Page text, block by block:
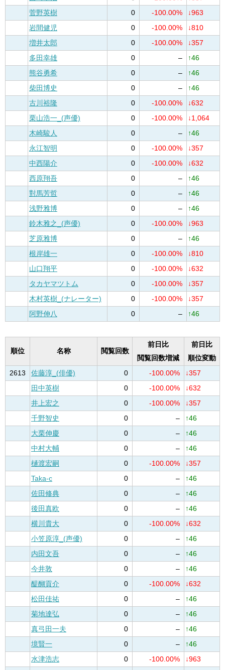
菅野英樹
0 -100.00%
↓963
岩間健児
0 -100.00%
↓810
増井太郎
0 -100.00%
↓357
多田幸雄
0 –
↑46
熊谷勇希
0 –
↑46
柴田博史
0 –
↑46
古川裕隆
0 -100.00%
↓632
栗山浩一_(声優)
0 -100.00%
↓1,064
木崎駿人
0 –
↑46
永江智明
0 -100.00%
↓357
中西陽介
0 -100.00%
↓632
西原翔吾
0 –
↑46
對馬芳哲
0 –
↑46
浅野雅博
0 –
↑46
鈴木雅之_(声優)
0 -100.00%
↓963
芝原雅博
0 –
↑46
根岸雄一
0 -100.00%
↓810
山口翔平
0 -100.00%
↓632
タカヤマツトム
0 -100.00%
↓357
木村英樹_(ナレーター)
0 -100.00%
↓357
阿野伸八
0 – ↑46
順位 名称 閲覧回数
前日比
閲覧回数増減
前日比
順位変動
2613
佐藤淳_(俳優) 0 -100.00%
↓357
田中英樹
0 -100.00%
↓632
井上宏之
0 -100.00%
↓357
千野智史
0 –
↑46
大栗伸慶
0 –
↑46
中村大輔
0 –
↑46
樋渡宏嗣
0 -100.00%
↓357
Taka-c
0 –
↑46
佐田修典
0 –
↑46
後田真欧
0 –
↑46
横川貴大
0 -100.00%
↓632
小笠原淳_(声優)
0 –
↑46
内田文吾
0 –
↑46
今井敦
0 –
↑46
醍醐貢介
0 -100.00%
↓632
松田佳祐
0 –
↑46
菊地達弘
0 –
↑46
真弓田一夫
0 –
↑46
境賢一
0 –
↑46
水津浩志
0 -100.00%
↓963